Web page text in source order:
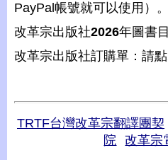
PayPal帳號就可以使用）。
改革宗出版社2026年圖書
改革宗出版社訂購單：請
TRTF台灣改革宗翻譯團契
院
改革宗